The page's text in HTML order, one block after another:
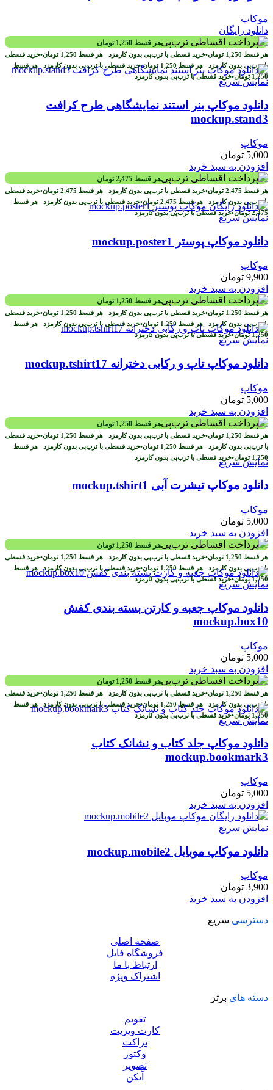
موکاپ
دانلود رایگان
هر قسط 1,250 تومان
هر قسط 1,250 تومان•خرید قسطی با ترب‌پی بدون کارمزد هر قسط 1,250 تومان•خرید قسطی
با ترب‌پی بدون کارمزد هر قسط 1,250 تومان•خرید قسطی با ترب‌پی بدون کارمزد هر قسط
1,250 تومان•خرید قسطی با ترب‌پی بدون کارمزدنمایش سریع
دانلود موکاپ بنر استند نمایشگاهی طرح کرافت
mockup.stand3
موکاپ
5,000 تومان
افزودن به سبد خرید
هر قسط 2,475 تومان
هر قسط 2,475 تومان•خرید قسطی با ترب‌پی بدون کارمزد هر قسط 2,475 تومان•خرید قسطی
با ترب‌پی بدون کارمزد هر قسط 2,475 تومان•خرید قسطی با ترب‌پی بدون کارمزد هر قسط
2,475 تومان•خرید قسطی با ترب‌پی بدون کارمزدنمایش سریع
دانلود موکاپ پوستر mockup.poster1
موکاپ
9,900 تومان
افزودن به سبد خرید
هر قسط 1,250 تومان
هر قسط 1,250 تومان•خرید قسطی با ترب‌پی بدون کارمزد هر قسط 1,250 تومان•خرید قسطی
با ترب‌پی بدون کارمزد هر قسط 1,250 تومان•خرید قسطی با ترب‌پی بدون کارمزد هر قسط
1,250 تومان•خرید قسطی با ترب‌پی بدون کارمزدنمایش سریع
دانلود موکاپ تاپ و رکابی دخترانه mockup.tshirt17
موکاپ
5,000 تومان
افزودن به سبد خرید
هر قسط 1,250 تومان
هر قسط 1,250 تومان•خرید قسطی با ترب‌پی بدون کارمزد هر قسط 1,250 تومان•خرید قسطی
با ترب‌پی بدون کارمزد هر قسط 1,250 تومان•خرید قسطی با ترب‌پی بدون کارمزد هر قسط
1,250 تومان•خرید قسطی با ترب‌پی بدون کارمزدنمایش سریع
دانلود موکاپ تیشرت آبی mockup.tshirt1
موکاپ
5,000 تومان
افزودن به سبد خرید
هر قسط 1,250 تومان
هر قسط 1,250 تومان•خرید قسطی با ترب‌پی بدون کارمزد هر قسط 1,250 تومان•خرید قسطی
با ترب‌پی بدون کارمزد هر قسط 1,250 تومان•خرید قسطی با ترب‌پی بدون کارمزد هر قسط
1,250 تومان•خرید قسطی با ترب‌پی بدون کارمزدنمایش سریع
دانلود موکاپ جعبه و کارتن بسته بندی کفش
mockup.box10
موکاپ
5,000 تومان
افزودن به سبد خرید
هر قسط 1,250 تومان
هر قسط 1,250 تومان•خرید قسطی با ترب‌پی بدون کارمزد هر قسط 1,250 تومان•خرید قسطی
با ترب‌پی بدون کارمزد هر قسط 1,250 تومان•خرید قسطی با ترب‌پی بدون کارمزد هر قسط
1,250 تومان•خرید قسطی با ترب‌پی بدون کارمزدنمایش سریع
دانلود موکاپ جلد کتاب و نشانک کتاب
mockup.bookmark3
موکاپ
5,000 تومان
افزودن به سبد خرید
نمایش سریع
دانلود موکاپ موبایل mockup.mobile2
موکاپ
3,900 تومان
افزودن به سبد خرید
دسترسی سریع
صفحه اصلی
فروشگاه فایل
ارتباط با ما
اشتراک ویژه
دسته های برتر
تقویم
کارت ویزیت
تراکت
وکتور
تصویر
آیکن